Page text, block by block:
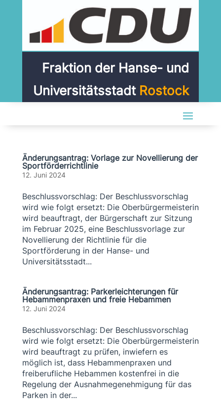
Fraktion der Hanse- und
Universitätsstadt Rostock
Änderungsantrag: Vorlage zur Novellierung der
Sportförderrichtlinie
12. Juni 2024
Beschlussvorschlag: Der Beschlussvorschlag
wird wie folgt ersetzt: Die Oberbürgermeisterin
wird beauftragt, der Bürgerschaft zur Sitzung
im Februar 2025, eine Beschlussvorlage zur
Novellierung der Richtlinie für die
Sportförderung in der Hanse- und
Universitätsstadt...
Änderungsantrag: Parkerleichterungen für
Hebammenpraxen und freie Hebammen
12. Juni 2024
Beschlussvorschlag: Der Beschlussvorschlag
wird wie folgt ersetzt: Die Oberbürgermeisterin
wird beauftragt zu prüfen, inwiefern es
möglich ist, dass Hebammenpraxen und
freiberufliche Hebammen kostenfrei in die
Regelung der Ausnahmegenehmigung für das
Parken in der...